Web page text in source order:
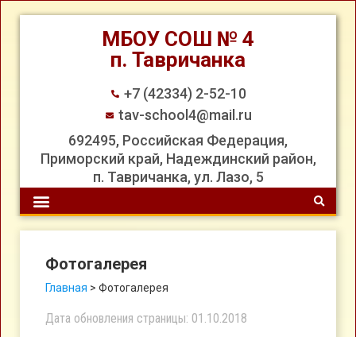
МБОУ СОШ № 4
п. Тавричанка
+7 (42334) 2-52-10
tav-school4@mail.ru
692495, Российская Федерация,
Приморский край, Надеждинский район,
п. Тавричанка, ул. Лазо, 5
Фотогалерея
Главная > Фотогалерея
Дата обновления страницы: 01.10.2018